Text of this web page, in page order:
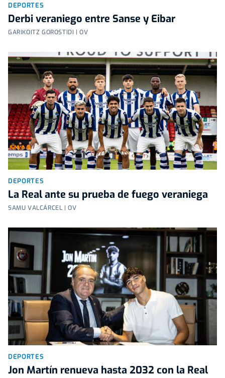
DEPORTES
Derbi veraniego entre Sanse y Eibar
GARIKOITZ GOROSTIDI | OV
DEPORTES
La Real ante su prueba de fuego veraniega
SAMU VALCÁRCEL | OV
DEPORTES
Jon Martín renueva hasta 2032 con la Real